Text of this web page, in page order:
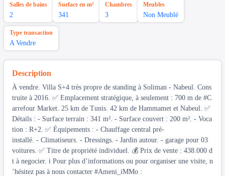
Salles de bains
2
Surface en m²
341
Chambres
3
Meubles
Non Meublé
Type transaction
A Vendre
Description
À vendre. Villa S+4 très propre de standing à Soliman - Nabeul. Cons
truite à 2016. ✅ Emplacement stratégique, à seulement : 700 m de #C
arrefour Market. 25 km de Tunis. 42 km de Hammamet et Nabeul. ✅
Détails : - Surface terrain : 341 m². - Surface couvert : 200 m². - Voca
tion : R+2. ✅ Équipements : - Chauffage central pré-
installé. - Climatiseurs. - Dressings. - Jardin autour. - garage pour 03
voitures. ✅ Titre de propriété individuel. 💰 Prix de vente : 438.000 d
t à negocier. ℹ️ Pour plus d’informations ou pour organiser une visite, n
’hésitez pas à nous contacter #Ameni_iMMo :